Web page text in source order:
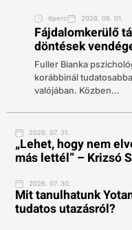
6perc 2026. 08. 01.
Fájdalomkerülő
döntések
Fuller Bianka
korábbinál
valójában. Közben...
2026. 07. 31.
„Lehet, hogy nem
más lettél” – Krizsó
2026. 07. 30.
Mit tanulhatunk
tudatos utazásról?